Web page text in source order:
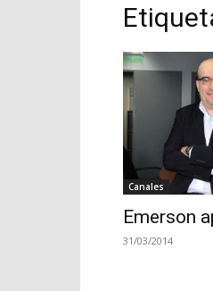
Canales
Emerson
31/03/2014